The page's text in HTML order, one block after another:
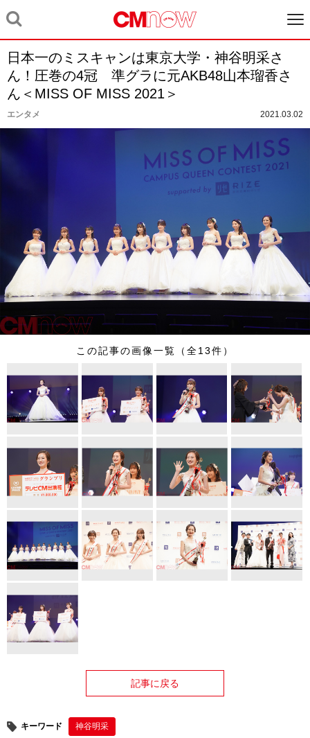
日本一のミスキャンは東京大学・神谷明采さ
ん！圧巻の4冠 準グラに元AKB48山本瑠香さ
ん＜MISS OF MISS 2021＞
エンタメ 2021.03.02
この記事の画像一覧（全13件）
記事に戻る
キーワード 神谷明采